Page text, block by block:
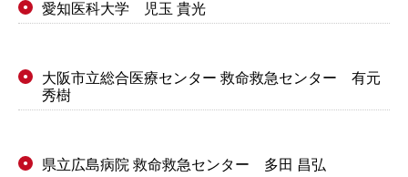
● 愛知医科大学 児玉 貴光
●
大阪市立総合医療センター 救命救急センター 有元
秀樹
● 県立広島病院 救命救急センター 多田 昌弘